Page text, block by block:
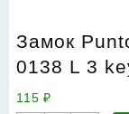
Замок
0138 L 3
115₽